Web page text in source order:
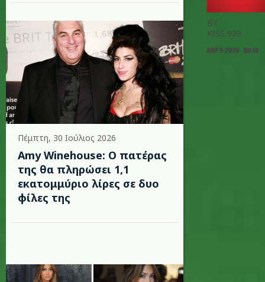
Πέμπτη, 30 Ιούλιος 2026
Amy Winehouse: Ο πατέρας
της θα πληρώσει 1,1
εκατομμύριο λίρες σε δυο
φίλες της
BY
KISS 929
ΑΠΡ 9 2020 - 00:10